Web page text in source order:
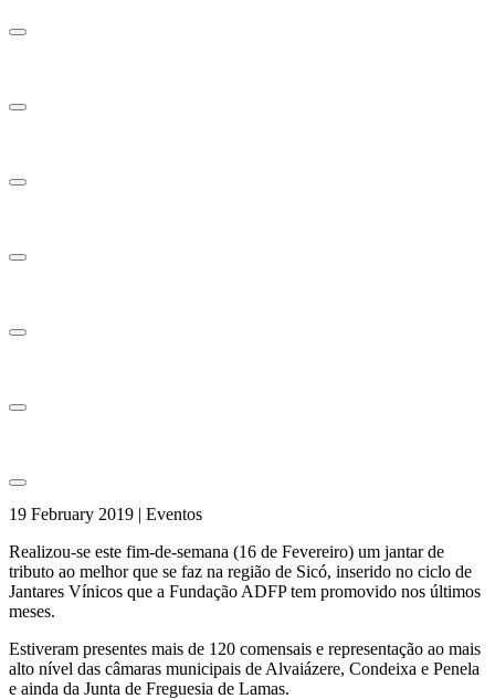
19 February 2019 | Eventos
Realizou-se este fim-de-semana (16 de Fevereiro) um jantar de
tributo ao melhor que se faz na região de Sicó, inserido no ciclo de
Jantares Vínicos que a Fundação ADFP tem promovido nos últimos
meses.
Estiveram presentes mais de 120 comensais e representação ao mais
alto nível das câmaras municipais de Alvaiázere, Condeixa e Penela
e ainda da Junta de Freguesia de Lamas.